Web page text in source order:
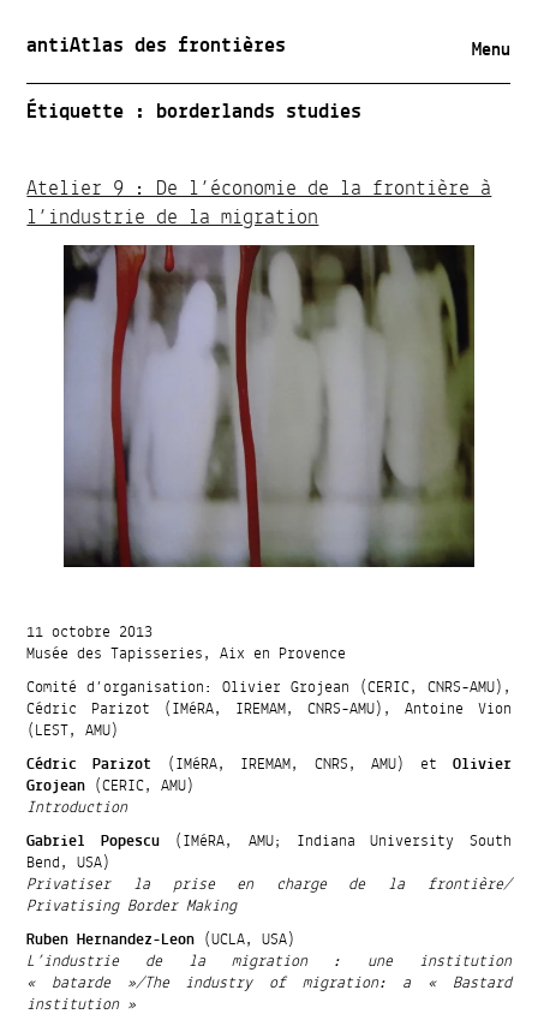
antiAtlas des frontières Menu
Étiquette : borderlands studies
Atelier 9 : De l’économie de la frontière à
l’industrie de la migration
11 octobre 2013
Musée des Tapisseries, Aix en Provence
Comité d’organisation: Olivier Grojean (CERIC, CNRS-AMU),
Cédric Parizot (IMéRA, IREMAM, CNRS-AMU), Antoine Vion
(LEST, AMU)
Cédric Parizot (IMéRA, IREMAM, CNRS, AMU) et Olivier
Grojean (CERIC, AMU)
Introduction
Gabriel Popescu(IMéRA, AMU; Indiana University South
Bend, USA)
Privatiser la prise en charge de la frontière/
Privatising Border Making
Ruben Hernandez-Leon (UCLA, USA)
L’industrie de la migration : une institution
« batarde »/The industry of migration: a « Bastard
institution »